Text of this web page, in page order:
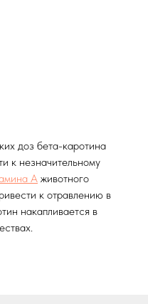
доз бета-каротина
к незначительному
А животного
к отравлению в
накапливается в